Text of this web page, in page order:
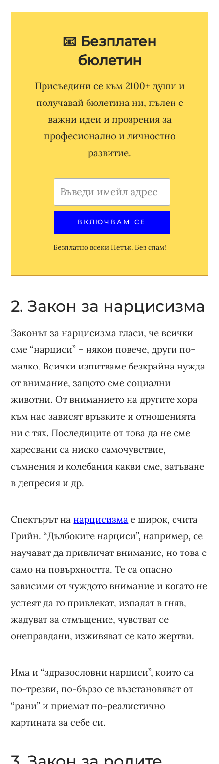
📧 Безплатен
бюлетин
Присъедини се към 2100+ души и
получавай бюлетина ни, пълен с
важни идеи и прозрения за
професионално и личностно
развитие.
Безплатно всеки Петък. Без спам!
2. Закон за нарцисизма
Законът за нарцисизма гласи, че всички
сме “нарциси” – някои повече, други по-
малко. Всички изпитваме безкрайна нужда
от внимание, защото сме социални
животни. От вниманието на другите хора
към нас зависят връзките и отношенията
ни с тях. Последиците от това да не сме
харесвани са ниско самочувствие,
съмнения и колебания какви сме, затъване
в депресия и др.
Спектърът на нарцисизма е широк, счита
Грийн. “Дълбоките нарциси”, например, се
научават да привличат внимание, но това е
само на повърхността. Те са опасно
зависими от чуждото внимание и когато не
успеят да го привлекат, изпадат в гняв,
жадуват за отмъщение, чувстват се
онеправдани, изживяват се като жертви.
Има и “здравословни нарциси”, които са
по-трезви, по-бързо се възстановяват от
“рани” и приемат по-реалистично
картината за себе си.